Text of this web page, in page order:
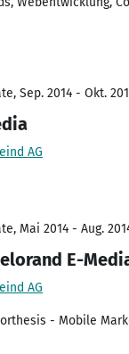
Sep. 2014 - Okt.
AG
Mai 2014 - Aug.
E-
AG
- Mobile